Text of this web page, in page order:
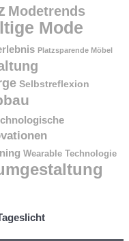
Modetrends
Mode
Platzsparende Möbel
Selbstreflexion
Wearable Technologie